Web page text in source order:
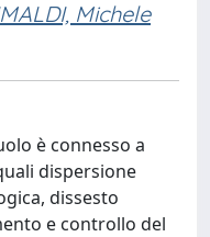
Michele
è connesso a
dispersione
dissesto
e controllo del